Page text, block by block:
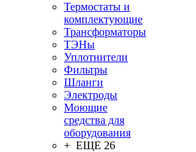
Термостаты и
комплектующие
Трансформаторы
ТЭНы
Уплотнители
Фильтры
Шланги
Электроды
Моющие
средства для
оборудования
+ ЕЩЕ 26